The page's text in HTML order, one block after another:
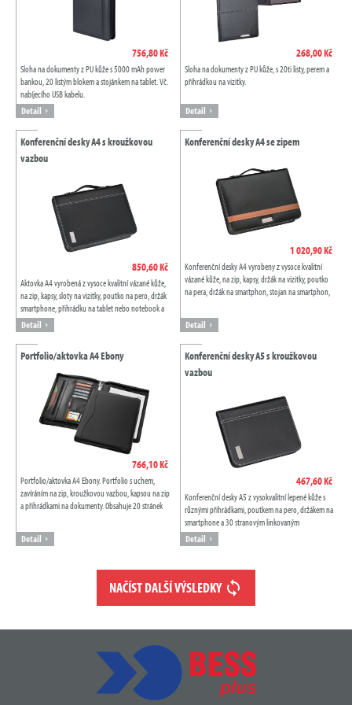
756,80 Kč
Sloha na dokumenty z PU kůže s 5000 mAh power
bankou, 20 listým blokem a stojánkem na tablet. Vč.
nabíjecího USB kabelu.
Detail
268,00 Kč
Sloha na dokumenty z PU kůže, s 20ti listy, perem a
přihrádkou na vizitky.
Detail
Konferenční desky A4 s kroužkovou
vazbou
850,60 Kč
Aktovka A4 vyrobená z vysoce kvalitní vázané kůže,
na zip, kapsy, sloty na vizitky, poutko na pero, držák
smartphone, přihrádku na tablet nebo notebook a
30 stránkový linkovaný...
Detail
Konferenční desky A4 se zipem
1 020,90 Kč
Konferenční desky A4 vyrobeny z vysoce kvalitní
vázané kůže, na zip, kapsy, držák na vizitky, poutko
na pera, držák na smartphon, stojan na smartphon,
Detail
Portfolio/aktovka A4 Ebony
766,10 Kč
Portfolio/aktovka A4 Ebony. Portfolio s uchem,
zavíráním na zip, kroužkovou vazbou, kapsou na zip
a přihrádkami na dokumenty. Obsahuje 20 stránek
Detail
Konferenční desky A5 s kroužkovou
vazbou
467,60 Kč
Konferenční desky A5 z vysokvalitní lepené kůže s
různými přihrádkami, poutkem na pero, držákem na
smartphone a 30 stranovým linkovaným
poznámkovým blokem s předtištěným kalendářem.
Detail
NAČÍST DALŠÍ VÝSLEDKY